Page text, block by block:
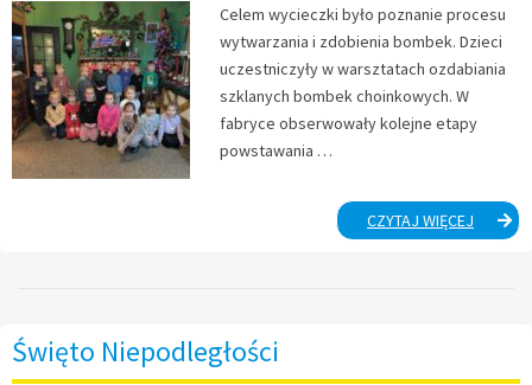
Celem wycieczki było poznanie procesu
wytwarzania i zdobienia bombek. Dzieci
uczestniczyły w warsztatach ozdabiania
szklanych bombek choinkowych. W
fabryce obserwowały kolejne etapy
powstawania …
CZYTAJ WIĘCEJ
DO
Święto Niepodległości